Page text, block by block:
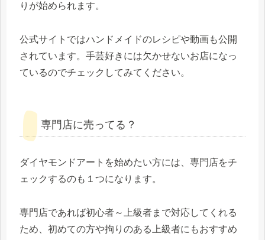
りが始められます。
公式サイトではハンドメイドのレシピや動画も公開
されています。手芸好きには欠かせないお店になっ
ているのでチェックしてみてください。
専門店に売ってる？
ダイヤモンドアートを始めたい方には、専門店をチ
ェックするのも１つになります。
専門店であれば初心者～上級者まで対応してくれる
ため、初めての方や拘りのある上級者にもおすすめ